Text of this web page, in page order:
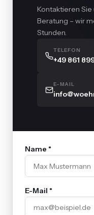
Kontaktieren
Beratung – wir
Stunden.
TELEFON
+49 861
E-MAIL
Name *
E-Mail *